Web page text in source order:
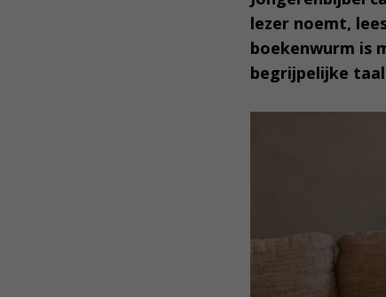
lezer noemt,
boekenwurm is
begrijpelijke